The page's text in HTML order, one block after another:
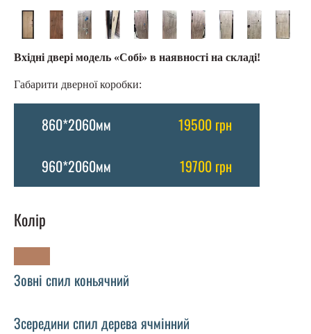
Вхідні двері модель «Собі» в наявності на складі!
Габарити дверної коробки:
860*2060мм
19500 грн
960*2060мм
19700 грн
Колір
Зовні спил коньячний
Зсередини спил дерева ячмінний